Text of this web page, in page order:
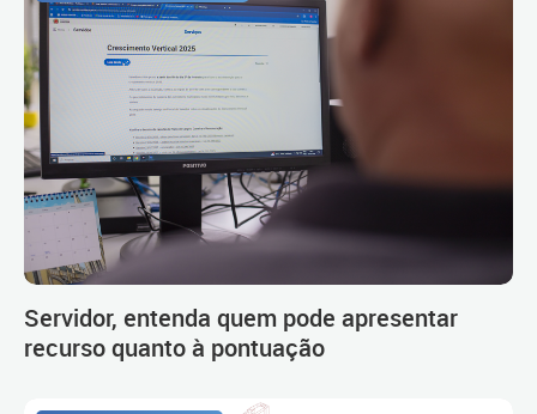
Servidor, entenda quem pode apresentar
recurso quanto à pontuação